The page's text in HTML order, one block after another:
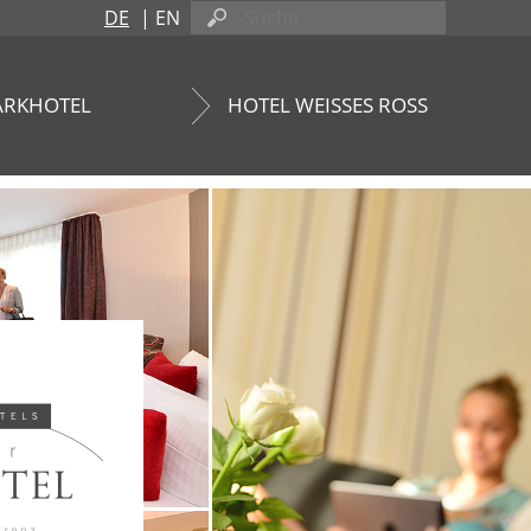
DE | EN
HOTEL WEISSES ROSS